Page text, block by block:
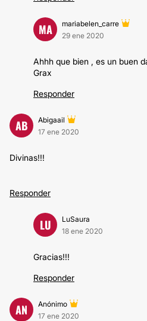
MA
mariabelen_carre
29 ene 2020
Ahhh que bien , es un buen
Grax
Responder
AB
Abigaail
17 ene 2020
Divinas!!!
Responder
LU
LuSaura
18 ene 2020
Gracias!!!
Responder
AN
Anónimo
17 ene 2020